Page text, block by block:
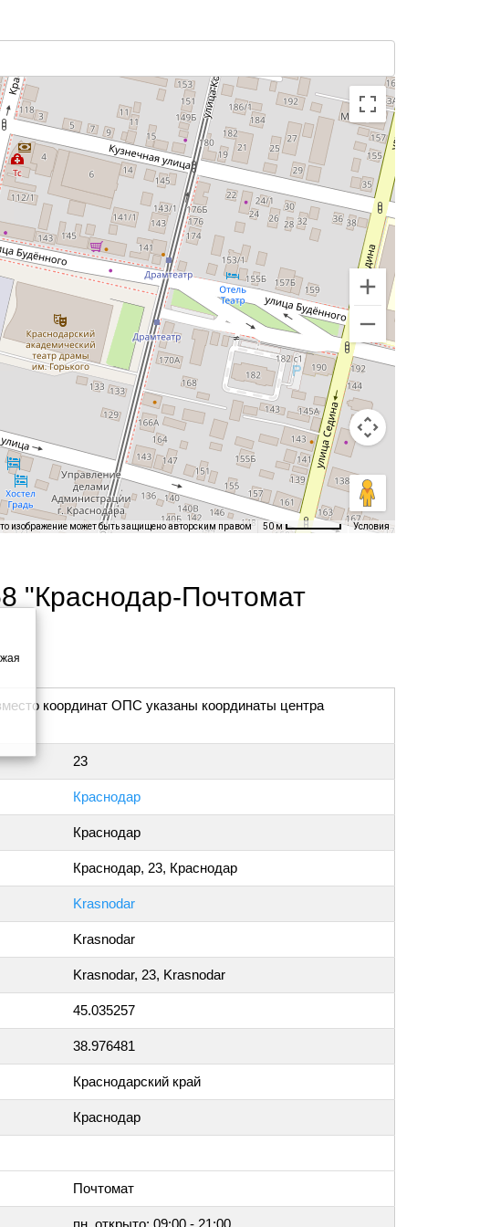
изображение может быть защищено авторским правом 50 м Условия
"Краснодар-Почтомат
координат ОПС указаны координаты центра
23
Краснодар
Краснодар
Краснодар, 23, Краснодар
Krasnodar
Krasnodar
Krasnodar, 23, Krasnodar
45.035257
38.976481
Краснодарский край
Краснодар
Почтомат